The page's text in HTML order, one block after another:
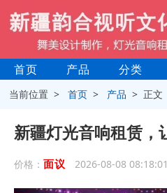
首页 产品 分类
当前位置 >首页 > 产品 > 正文
新疆灯光音响租赁，
价格： 面议 2026-08-08